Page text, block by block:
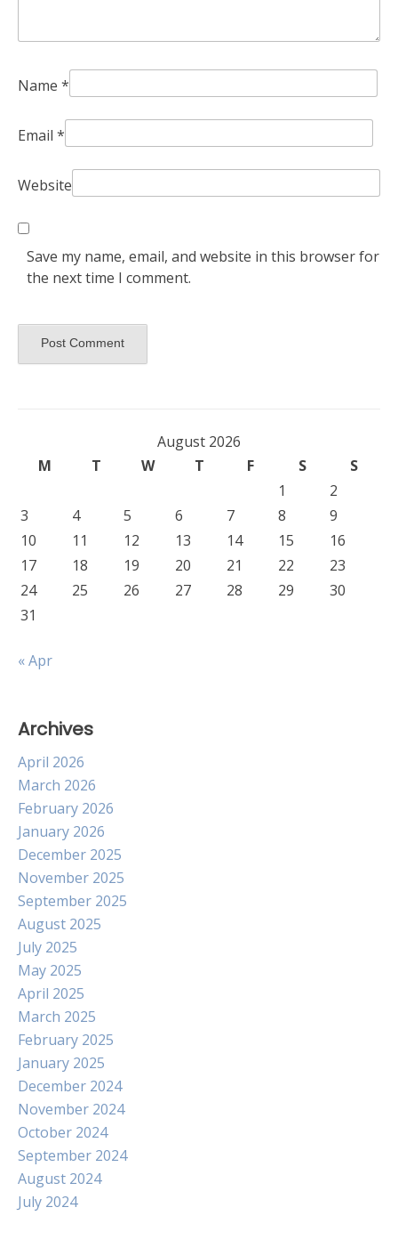
Name *
Email *
Website
Save my name, email, and website in this browser for
the next time I comment.
August 2026
M
T W T F S
S
1
2
3
4 5 6 7 8
9
10
11 12 13 14 15
16
17
18 19 20 21 22
23
24
25 26 27 28 29
30
31
« Apr
Archives
April 2026
March 2026
February 2026
January 2026
December 2025
November 2025
September 2025
August 2025
July 2025
May 2025
April 2025
March 2025
February 2025
January 2025
December 2024
November 2024
October 2024
September 2024
August 2024
July 2024